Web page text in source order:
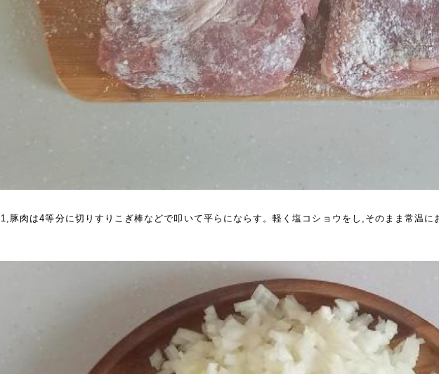
1,豚肉は4等分に切りすりこぎ棒などで叩いて平らにならす。軽く塩コショウをし,そのまま常温に